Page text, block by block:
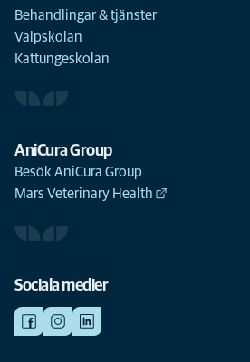
Behandlingar & tjänster
Valpskolan
Kattungeskolan
AniCura Group
Besök AniCura Group
Mars Veterinary Health
Sociala medier